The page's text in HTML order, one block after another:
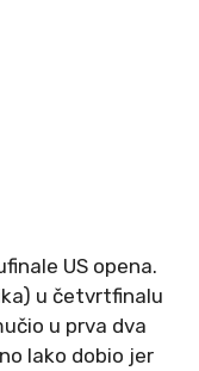
US opena.
u četvrtfinalu
u prva dva
lako dobio jer